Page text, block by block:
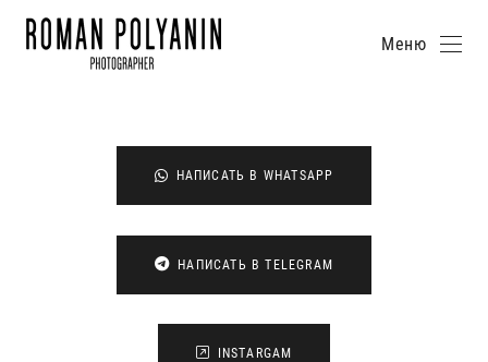
Меню
НАПИСАТЬ В WHATSAPP
НАПИСАТЬ В TELEGRAM
INSTARGAM